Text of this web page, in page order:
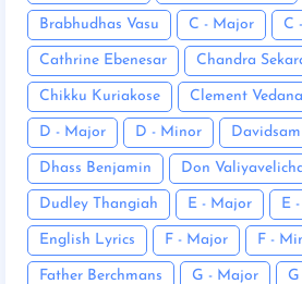
Brabhudhas Vasu C - Major C
Cathrine Ebenesar Chandra
Chikku Kuriakose Clement
D - Major D - Minor
Dhass Benjamin Don
Dudley Thangiah E - Major E
English Lyrics F - Major F -
Father Berchmans G - Major